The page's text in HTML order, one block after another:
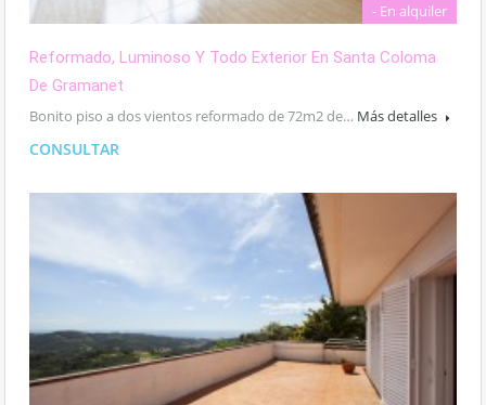
- En alquiler
Reformado, Luminoso Y Todo Exterior En Santa Coloma
De Gramanet
Bonito piso a dos vientos reformado de 72m2 de… Más detalles
CONSULTAR